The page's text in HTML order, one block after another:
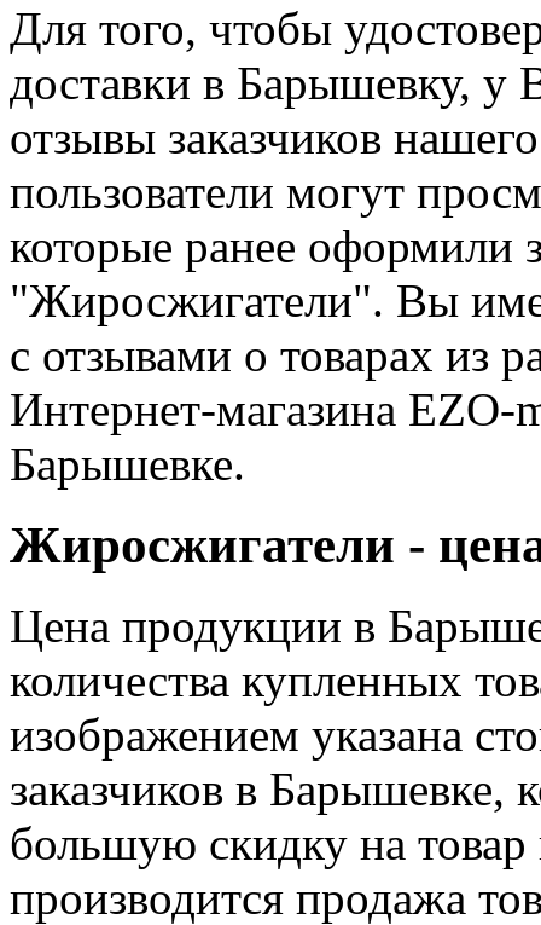
Для того, чтобы
доставки в Барышевку, у
отзывы заказчиков
пользователи могут
которые ранее оформили
"Жиросжигатели". Вы
с отзывами о товарах из
Интернет-магазина EZO-
Барышевке.
Жиросжигатели -
Цена продукции в
количества купленных
изображением указана
заказчиков в Барышевке,
большую скидку на
производится продажа